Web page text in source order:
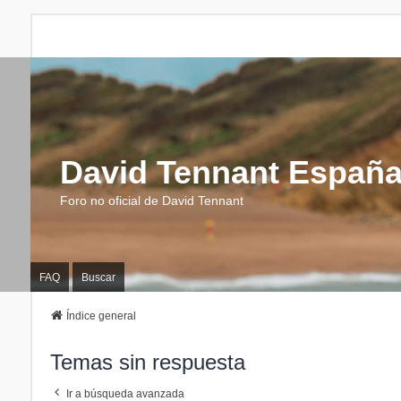
David Tennant
Foro no oficial de David Tennant
FAQ Buscar
Índice general
Temas sin respuesta
Ir a búsqueda avanzada